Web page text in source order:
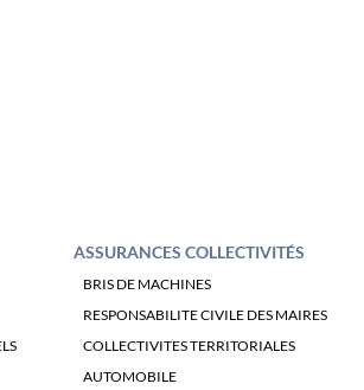
ASSURANCES COLLECTIVITÉS
BRIS DE MACHINES
RESPONSABILITE CIVILE DES MAIRES
COLLECTIVITES TERRITORIALES
AUTOMOBILE